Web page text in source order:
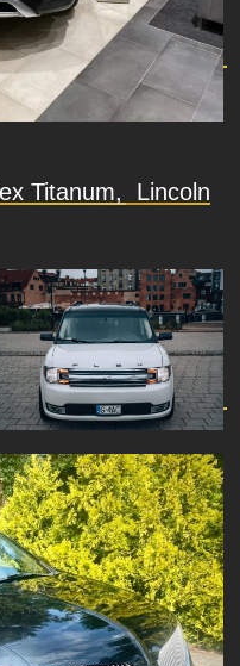
Titanum,
Lincoln